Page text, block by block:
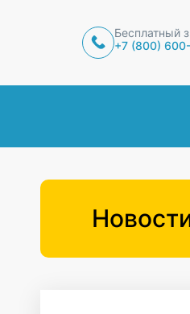
Бесплатный
+7 (800)